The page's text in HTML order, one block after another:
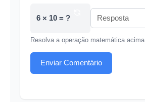
6 × 10 = ?
Resolva a operação matemática acima
Enviar Comentário